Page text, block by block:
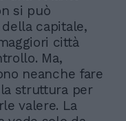
si può
capitale,
città
Ma,
neanche fare
struttura per
valere. La